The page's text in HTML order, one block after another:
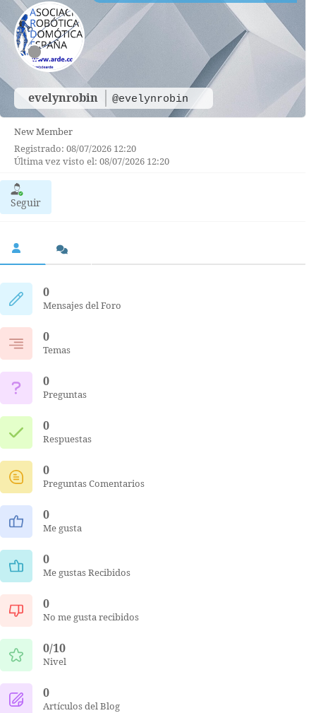
evelynrobin @evelynrobin
New Member
Registrado: 08/07/2026 12:20
Última vez visto el: 08/07/2026 12:20
Seguir
0
Mensajes del Foro
0
Temas
0
Preguntas
0
Respuestas
0
Preguntas Comentarios
0
Me gusta
0
Me gustas Recibidos
0
No me gusta recibidos
0/10
Nivel
0
Artículos del Blog